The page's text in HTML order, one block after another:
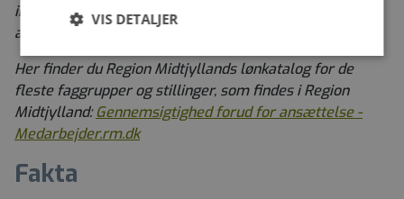
interval for startløn for en stilling inden du tilbydes
ansættelse.
Her finder du Region Midtjyllands lønkatalog for de
fleste faggrupper og stillinger, som findes i Region
Midtjylland:Gennemsigtighed forud for ansættelse -
Medarbejder.rm.dk
Fakta
VIS DETALJER